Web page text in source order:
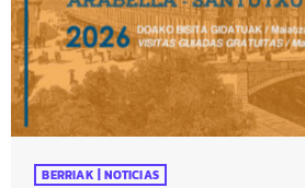
BERRIAK | NOTICIAS